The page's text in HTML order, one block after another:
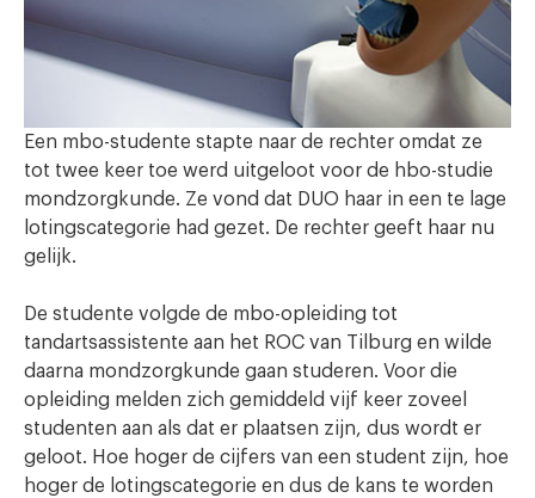
Een mbo-studente stapte naar de rechter omdat ze
tot twee keer toe werd uitgeloot voor de hbo-studie
mondzorgkunde. Ze vond dat DUO haar in een te lage
lotingscategorie had gezet. De rechter geeft haar nu
gelijk.
De studente volgde de mbo-opleiding tot
tandartsassistente aan het ROC van Tilburg en wilde
daarna mondzorgkunde gaan studeren. Voor die
opleiding melden zich gemiddeld vijf keer zoveel
studenten aan als dat er plaatsen zijn, dus wordt er
geloot. Hoe hoger de cijfers van een student zijn, hoe
hoger de lotingscategorie en dus de kans te worden